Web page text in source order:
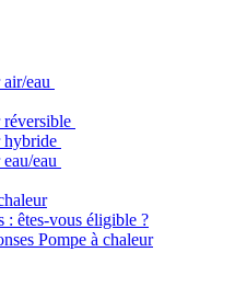
eau
réversible
hybride
eau
: êtes-vous éligible ?
Pompe à chaleur